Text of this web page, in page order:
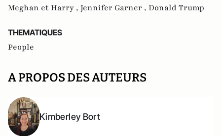
Meghan et Harry , Jennifer Garner , Donald Trump
THEMATIQUES
People
A PROPOS DES AUTEURS
Kimberley Bort